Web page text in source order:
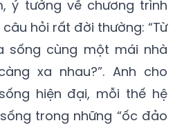
cảm xúc chân thật nhất"
H.A.A).
ý tưởng về chương trình
hỏi rất đời thường: “Từ
sống cùng một mái nhà
xa nhau?”. Anh cho